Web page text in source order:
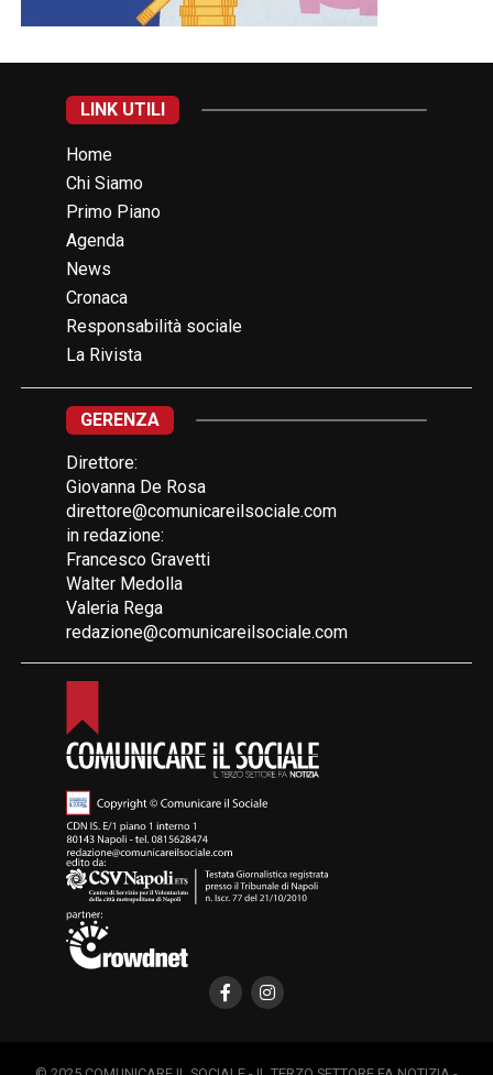
LINK UTILI
Home
Chi Siamo
Primo Piano
Agenda
News
Cronaca
Responsabilità sociale
La Rivista
GERENZA
Direttore:
Giovanna De Rosa
direttore@comunicareilsociale.com
in redazione:
Francesco Gravetti
Walter Medolla
Valeria Rega
redazione@comunicareilsociale.com